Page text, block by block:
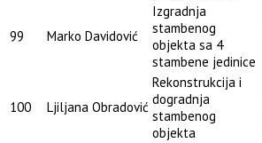
99 Marko Davidović
Izgradnja
stambenog
objekta sa 4
stambene jedinice
100 Ljiljana Obradović
Rekonstrukcija i
dogradnja
stambenog
objekta